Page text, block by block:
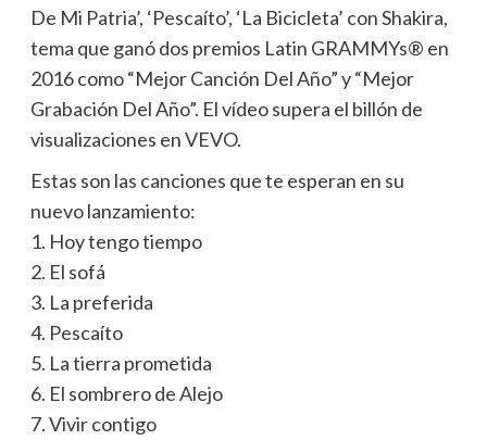
De Mi Patria’, ‘Pescaíto’, ‘La Bicicleta’ con Shakira,
tema que ganó dos premios Latin GRAMMYs® en
2016 como “Mejor Canción Del Año” y “Mejor
Grabación Del Año”. El vídeo supera el billón de
visualizaciones en VEVO.
Estas son las canciones que te esperan en su
nuevo lanzamiento:
1. Hoy tengo tiempo
2. El sofá
3. La preferida
4. Pescaíto
5. La tierra prometida
6. El sombrero de Alejo
7. Vivir contigo